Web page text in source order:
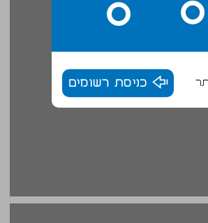
כניסת רשומים